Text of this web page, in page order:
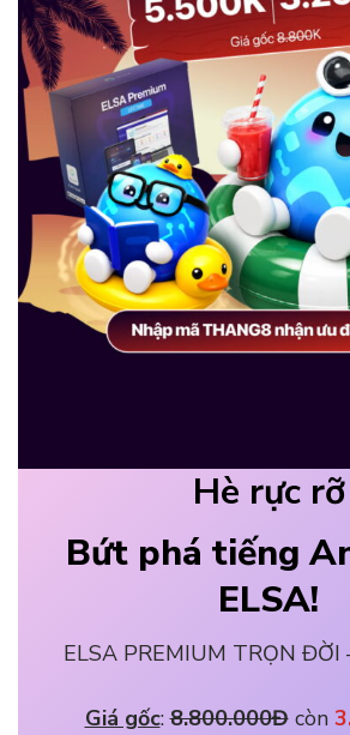
Hè rực rỡ
Bứt phá tiếng
ELSA!
ELSA PREMIUM TRỌN ĐỜI
Giá gốc: 8.800.000Đ còn